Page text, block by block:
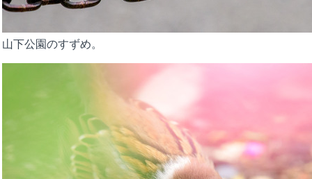
山下公園のすずめ。